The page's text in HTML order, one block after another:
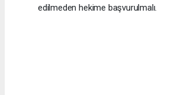
edilmeden hekime başvurulmalı.